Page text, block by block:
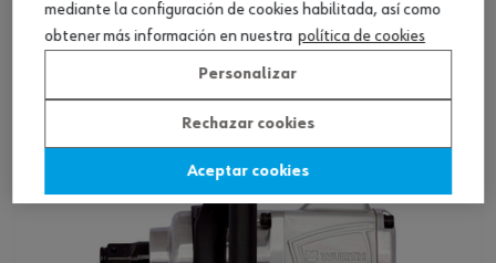
Pistola imp. neum. DSS 3/4 pulg. premium P
mediante la configuración de cookies habilitada, así como
obtener más información en nuestra política de cookies
Personalizar
Rechazar cookies
Aceptar cookies